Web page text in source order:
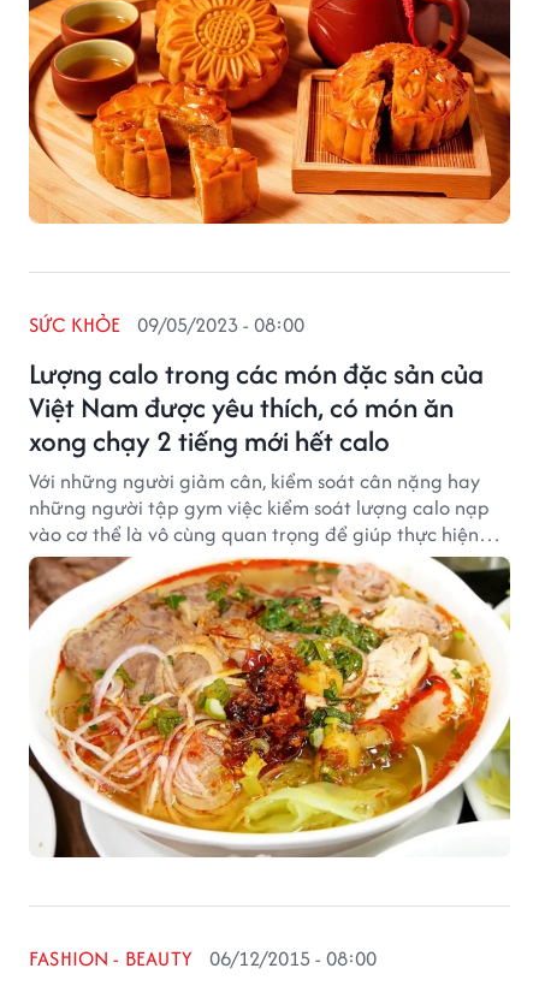
Lượng calo trong các món đặc sản của
Việt Nam được yêu thích, có món ăn
xong chạy 2 tiếng mới hết calo
SỨC KHỎE 09/05/2023 - 08:00
Với những người giảm cân, kiểm soát cân nặng hay
những người tập gym việc kiểm soát lượng calo nạp
vào cơ thể là vô cùng quan trọng để giúp thực hiện
mong muốn.
FASHION - BEAUTY 06/12/2015 - 08:00